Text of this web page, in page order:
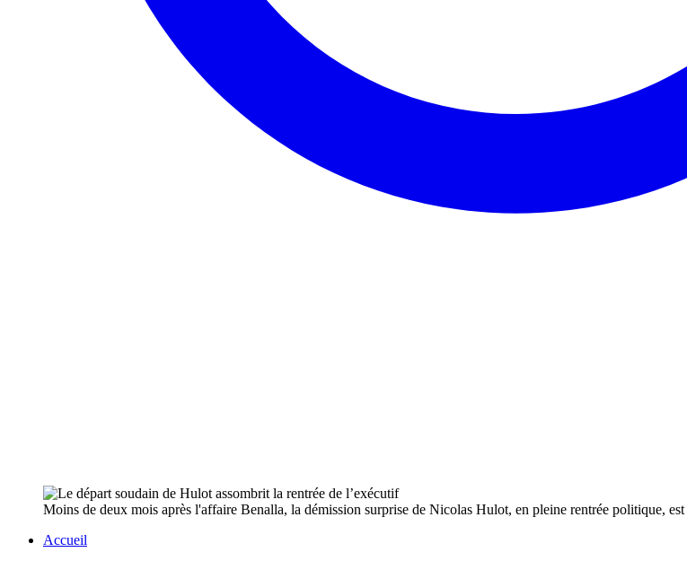
Moins de deux mois après l'affaire Benalla, la démission surprise de Nicolas Hulot, en pleine rentrée politique,
Accueil